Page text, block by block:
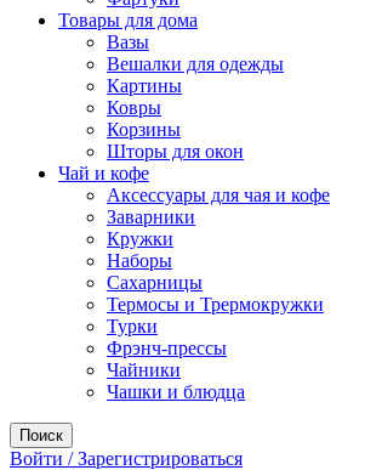
Товары для дома
Вазы
Вешалки для одежды
Картины
Ковры
Корзины
Шторы для окон
Чай и кофе
Аксессуары для чая и кофе
Заварники
Кружки
Наборы
Сахарницы
Термосы и Трермокружки
Турки
Фрэнч-прессы
Чайники
Чашки и блюдца
Поиск
Войти / Зарегистрироваться